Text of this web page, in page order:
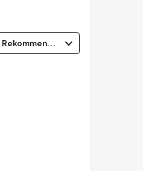
Sortera på: Rekommenderad